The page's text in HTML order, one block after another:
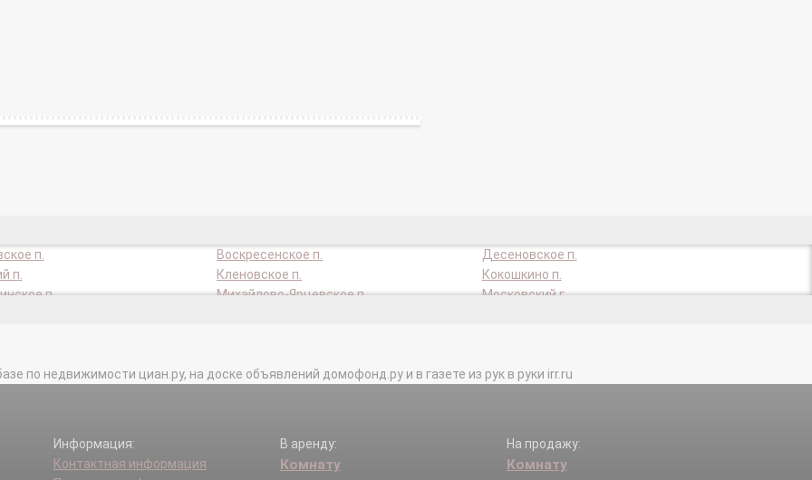
п. Воскресенское п.
Десеновское п.
п. Кленовское п.
Кокошкино п.
п. Михайлово-Ярцевское п.
Московский г.
по недвижимости циан.ру, на доске объявлений домофонд.ру и в газете из рук в руки irr.ru
Информация:
Контактная информация
В аренду:
Комнату
На продажу:
Комнату